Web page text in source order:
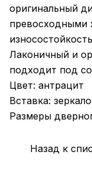
оригинальный
превосходными
Лаконичный и
подходит под
Цвет: антрацит
Вставка:
Размеры
Назад к